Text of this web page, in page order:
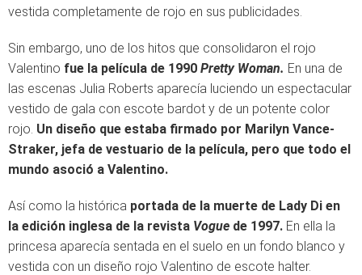
vestida completamente de rojo en sus publicidades.
Sin embargo, uno de los hitos que consolidaron el rojo
Valentino fue la película de 1990 Pretty Woman. En una de
las escenas Julia Roberts aparecía luciendo un espectacular
vestido de gala con escote bardot y de un potente color
rojo. Un diseño que estaba firmado por Marilyn Vance-
Straker, jefa de vestuario de la película, pero que todo el
mundo asoció a Valentino.
Así como la histórica portada de la muerte de Lady Di en
la edición inglesa de la revista Vogue de 1997. En ella la
princesa aparecía sentada en el suelo en un fondo blanco y
vestida con un diseño rojo Valentino de escote halter.